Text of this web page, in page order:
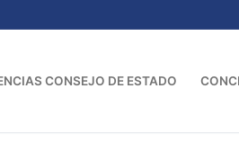
CONSEJO DE ESTADO